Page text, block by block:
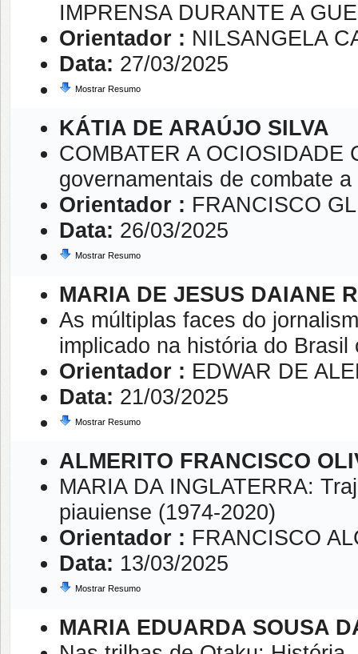
IMPRENSA DURANTE A
Orientador : NILSANGELA
Data: 27/03/2025
Mostrar Resumo
KÁTIA DE ARAÚJO SILVA
COMBATER A OCIOSIDADE
governamentais de combate
Orientador : FRANCISCO
Data: 26/03/2025
Mostrar Resumo
MARIA DE JESUS DAIANE
As múltiplas faces do
implicado na história do Brasil
Orientador : EDWAR DE
Data: 21/03/2025
Mostrar Resumo
ALMERITO FRANCISCO
MARIA DA INGLATERRA:
piauiense (1974-2020)
Orientador : FRANCISCO
Data: 13/03/2025
Mostrar Resumo
MARIA EDUARDA SOUSA